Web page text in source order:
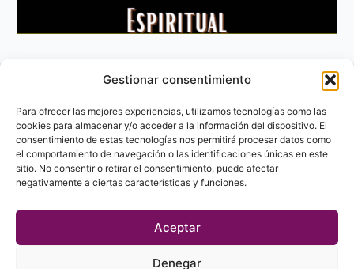
Gestionar consentimiento
Para ofrecer las mejores experiencias, utilizamos tecnologías como las
cookies para almacenar y/o acceder a la información del dispositivo. El
consentimiento de estas tecnologías nos permitirá procesar datos como
el comportamiento de navegación o las identificaciones únicas en este
sitio. No consentir o retirar el consentimiento, puede afectar
negativamente a ciertas características y funciones.
Aceptar
Denegar
Aviso Legal
Política de privacidad
Política de Cookies
Contacto